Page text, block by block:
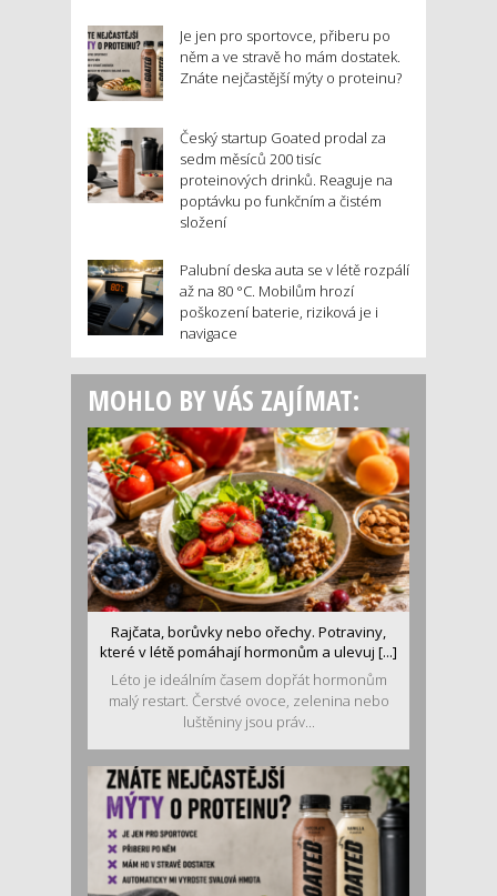
Je jen pro sportovce, přiberu po
něm a ve stravě ho mám dostatek.
Znáte nejčastější mýty o proteinu?
Český startup Goated prodal za
sedm měsíců 200 tisíc
proteinových drinků. Reaguje na
poptávku po funkčním a čistém
složení
Palubní deska auta se v létě rozpálí
až na 80 °C. Mobilům hrozí
poškození baterie, riziková je i
navigace
MOHLO BY VÁS ZAJÍMAT:
Rajčata, borůvky nebo ořechy. Potraviny,
které v létě pomáhají hormonům a ulevuj [...]
Léto je ideálním časem dopřát hormonům
malý restart. Čerstvé ovoce, zelenina nebo
luštěniny jsou práv...